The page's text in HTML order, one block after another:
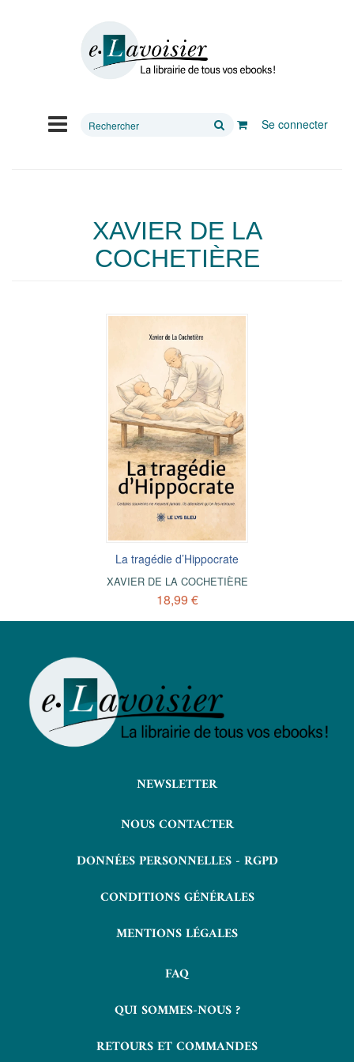
Rechercher
Se connecter
XAVIER DE LA
COCHETIÈRE
La tragédie d’Hippocrate
XAVIER DE LA COCHETIÈRE
18,99 €
NEWSLETTER
NOUS CONTACTER
DONNÉES PERSONNELLES - RGPD
CONDITIONS GÉNÉRALES
MENTIONS LÉGALES
FAQ
QUI SOMMES-NOUS ?
RETOURS ET COMMANDES